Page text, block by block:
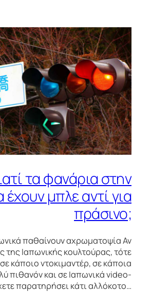
τα φανάρια στην
έχουν μπλε αντί για
πράσινο;
παθαίνουν αχρωματοψία Αν
της Ιαπωνικής κουλτούρας, τότε
κάποιο ντοκιμαντέρ, σε κάποια
πιθανόν και σε Ιαπωνικά video-
παρατηρήσει κάτι αλλόκοτο…